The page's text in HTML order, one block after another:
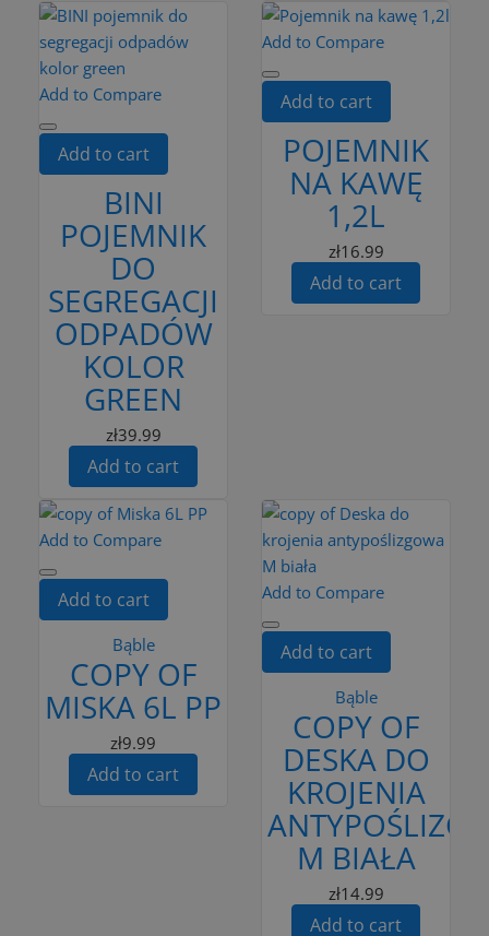
Add to Compare
Add to cart
BINI
POJEMNIK
DO
SEGREGACJI
ODPADÓW
KOLOR
GREEN
zł39.99
Add to cart
Add to Compare
Add to cart
POJEMNIK
NA KAWĘ
1,2L
zł16.99
Add to cart
Add to Compare
Add to cart
Bąble
COPY OF
MISKA 6L PP
zł9.99
Add to cart
Add to Compare
Add to cart
Bąble
COPY OF
DESKA DO
KROJENIA
M BIAŁA
zł14.99
Add to cart